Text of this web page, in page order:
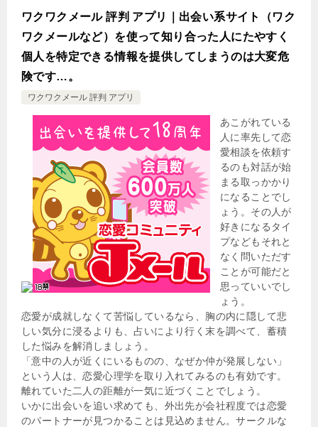
ワクワクメール 評判 アプリ｜出会い系サイト（ワク
ワクメールなど）を使って知り合った人にたやすく
個人を特定できる情報を提供してしまうのは大変危
険です…。
ワクワクメール 評判 アプリ
あこがれている
人に率先して恋
愛相談を依頼す
るのも対話が始
まる取っかかり
になることでし
ょう。その人が
好きになるタイ
プなどもそれと
なく問いただす
ことが可能だと
思っていいでし
ょう。
恋愛が成就しなくて苦悩しているなら、胸の内に隠して悲
しい気分に浸るよりも、占いにより行く末を調べて、蓄積
した悩みを解消しましょう。
「意中の人が近くにいるものの、なぜか仲が発展しない」
という人は、恋愛心理学を取り入れてみるのも有効です。
離れていた二人の距離が一気に近づくことでしょう。
いかに出会いを追い求めても、外出先が会社程度では恋愛
のパートナーが見つかることは見込めません。サークルな